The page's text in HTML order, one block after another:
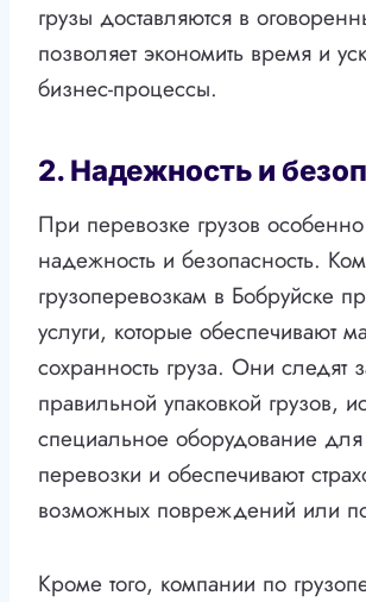
грузы доставляются в
позволяет экономить время и
бизнес-процессы.
2. Надежность и
При перевозке грузов
надежность и безопасность.
грузоперевозкам в Бобруйске
услуги, которые обеспечивают
сохранность груза. Они следят
правильной упаковкой грузов,
специальное оборудование
перевозки и обеспечивают
возможных повреждений или
Кроме того, компании по